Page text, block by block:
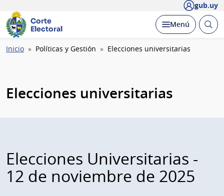
gub.uy
Corte
Electoral
Desplegar
Menú Abrir
Ruta
Inicio Políticas y Gestión Elecciones universitarias
Elecciones universitarias
Elecciones Universitarias -
12 de noviembre de 2025